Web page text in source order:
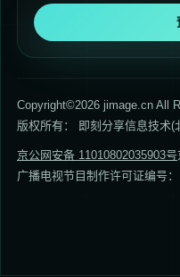
Copyright©2026 jimage.cn All
版权所有： 即刻分享信息技术(
京公网安备 11010802035903号
广播电视节目制作许可证编号